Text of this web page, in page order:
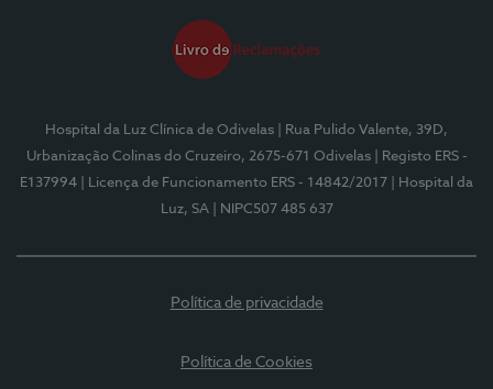
Hospital da Luz Clínica de Odivelas
| Rua Pulido Valente, 39D,
Urbanização Colinas do Cruzeiro, 2675-671 Odivelas
| Registo ERS -
E137994
| Licença de Funcionamento ERS - 14842/2017
| Hospital da
Luz, SA
| NIPC507 485 637
Política de privacidade
Política de Cookies